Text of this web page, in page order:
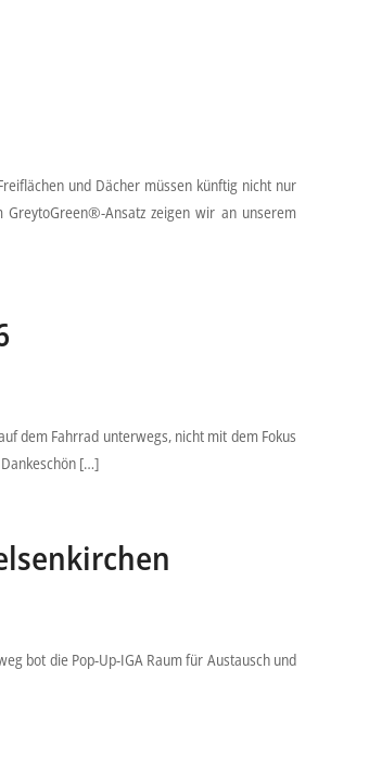
und Dächer müssen künftig nicht nur
GreytoGreen®-Ansatz zeigen wir an unserem
dem Fahrrad unterwegs, nicht mit dem Fokus
[…]
bot die Pop-Up-IGA Raum für Austausch und